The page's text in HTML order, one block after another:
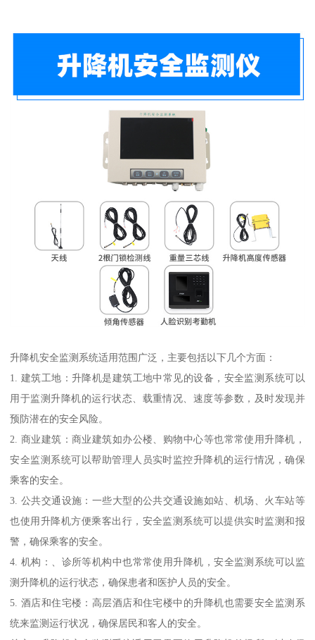
升降机安全监测系统适用范围广泛，主要包括以下几个方面：
1. 建筑工地：升降机是建筑工地中常见的设备，安全监测系统可以
用于监测升降机的运行状态、载重情况、速度等参数，及时发现并
预防潜在的安全风险。
2. 商业建筑：商业建筑如办公楼、购物中心等也常常使用升降机，
安全监测系统可以帮助管理人员实时监控升降机的运行情况，确保
乘客的安全。
3. 公共交通设施：一些大型的公共交通设施如站、机场、火车站等
也使用升降机方便乘客出行，安全监测系统可以提供实时监测和报
警，确保乘客的安全。
4. 机构：、诊所等机构中也常常使用升降机，安全监测系统可以监
测升降机的运行状态，确保患者和医护人员的安全。
5. 酒店和住宅楼：高层酒店和住宅楼中的升降机也需要安全监测系
统来监测运行状况，确保居民和客人的安全。